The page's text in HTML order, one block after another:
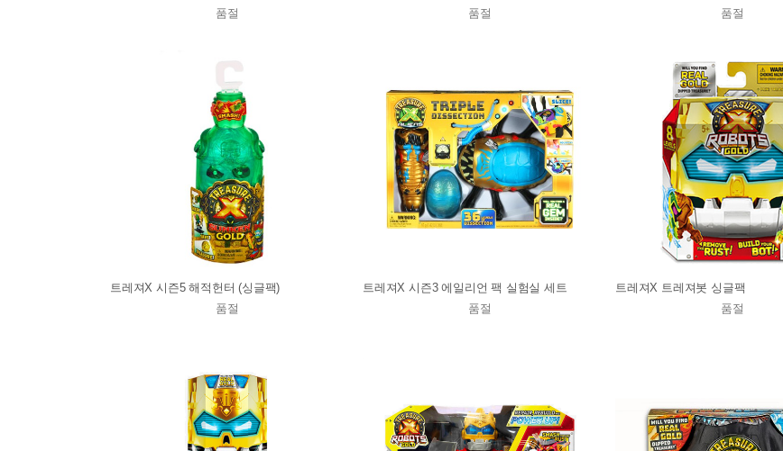
품절
품절
품절
트레져X 시즌5 해적헌터 (싱글팩)
품절
트레져X 시즌3 에일리언 팩 실험실 세트
품절
트레져X 트레져봇 싱글팩
품절